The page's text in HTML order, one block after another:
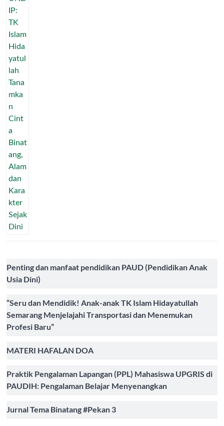
Penting dan manfaat pendidikan PAUD (Pendidikan Anak
Usia Dini)
“Seru dan Mendidik! Anak-anak TK Islam Hidayatullah
Semarang Menjelajahi Transportasi dan Menemukan
Profesi Baru”
MATERI HAFALAN DOA
Praktik Pengalaman Lapangan (PPL) Mahasiswa UPGRIS di
PAUDIH: Pengalaman Belajar Menyenangkan
Jurnal Tema Binatang #Pekan 3